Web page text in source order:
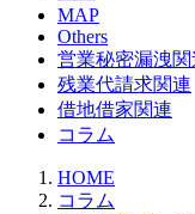
MAP
Others
営業秘密漏洩関
残業代請求関連
借地借家関連
コラム
HOME
コラム